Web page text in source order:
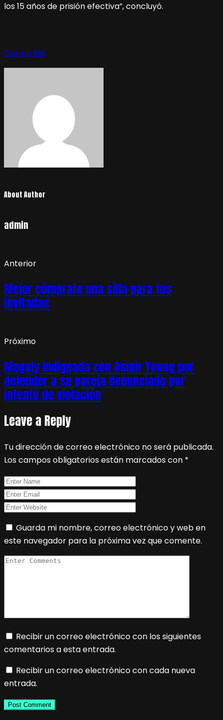
los 15 años de prisión efectiva”, concluyó.
Source link
About Author
admin
Anterior
Mejor cómprate una silla para tus
invitadas
Próximo
Magaly indignada con Asmir Young por
defender a su pareja denunciado por
intento de violación
Leave a Reply
Tu dirección de correo electrónico no será publicada.
Los campos obligatorios están marcados con *
Guarda mi nombre, correo electrónico y web en
este navegador para la próxima vez que comente.
Recibir un correo electrónico con los siguientes
comentarios a esta entrada.
Recibir un correo electrónico con cada nueva
entrada.